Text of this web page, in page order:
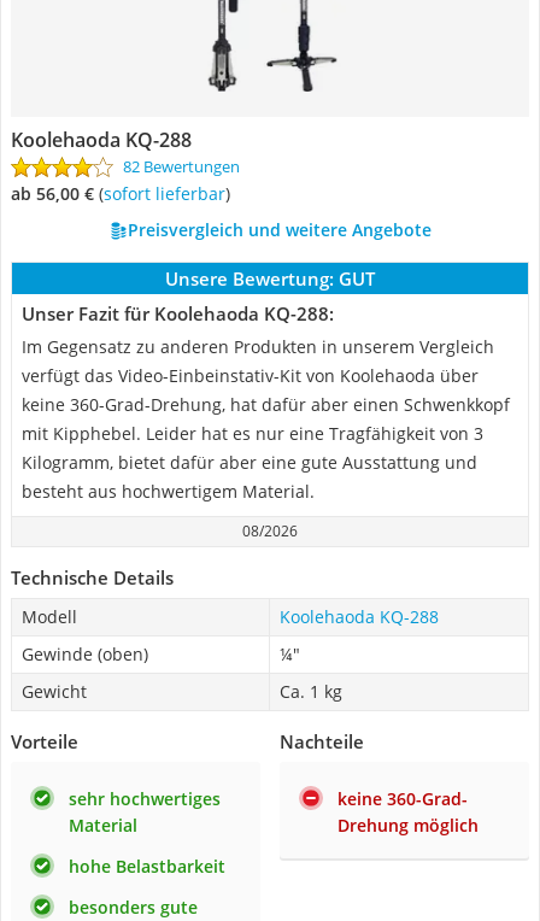
Koolehaoda KQ-288
82 Bewertungen
ab 56,00 € ( Sofort lieferbar)
Preisvergleich und weitere Angebote
Unsere Bewertung: GUT
Unser Fazit für Koolehaoda KQ-288:
Im Gegensatz zu anderen Produkten in unserem Vergleich
verfügt das Video-Einbeinstativ-Kit von Koolehaoda über
keine 360-Grad-Drehung, hat dafür aber einen Schwenkkopf
mit Kipphebel. Leider hat es nur eine Tragfähigkeit von 3
Kilogramm, bietet dafür aber eine gute Ausstattung und
besteht aus hochwertigem Material.
08/2026
Technische Details
Modell
Koolehaoda KQ-288
Gewinde (oben)
¼"
Gewicht
Ca. 1 kg
Vorteile
sehr hochwertiges
Material
hohe Belastbarkeit
besonders gute
Nachteile
keine 360-Grad-
Drehung möglich